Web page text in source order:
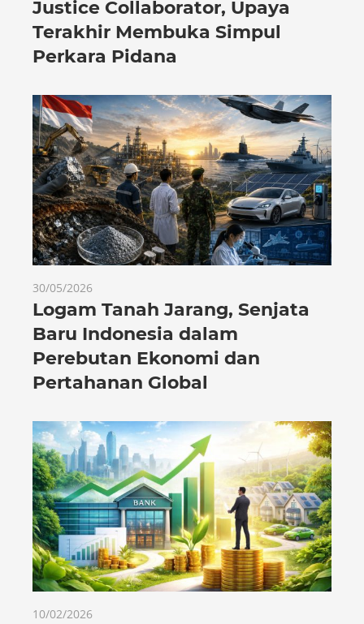
Justice Collaborator, Upaya
Terakhir Membuka Simpul
Perkara Pidana
30/05/2026
Logam Tanah Jarang, Senjata
Baru Indonesia dalam
Perebutan Ekonomi dan
Pertahanan Global
10/02/2026